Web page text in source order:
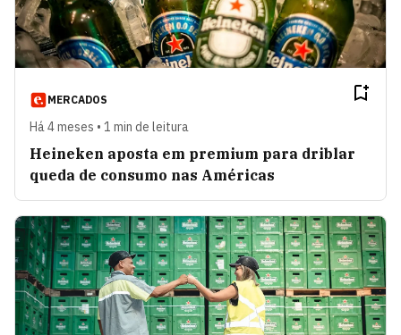
MERCADOS
Há 4 meses • 1 min de leitura
Heineken aposta em premium para driblar
queda de consumo nas Américas